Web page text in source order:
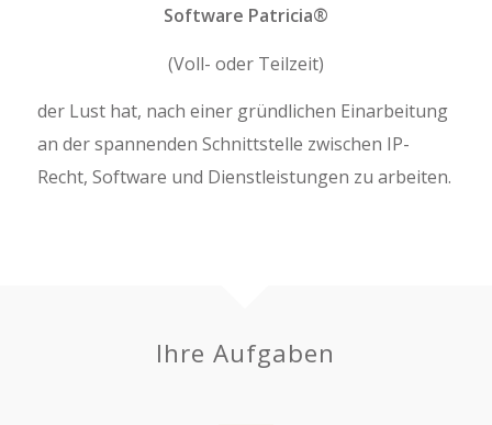
Software Patricia®
(Voll- oder Teilzeit)
der Lust hat, nach einer gründlichen Einarbeitung
an der spannenden Schnittstelle zwischen IP-
Recht, Software und Dienstleistungen zu arbeiten.
Ihre Aufgaben